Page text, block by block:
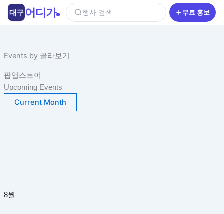
건
뛰
기
Events by 골라보기
팝업스토어
Upcoming Events
Current Month
8월
대구 어디가 행사 검색 무료 홍보